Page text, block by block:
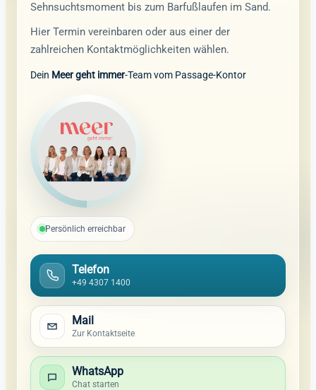
Persönlich erreichbar
Sehnsuchtsmoment bis zum Barfußlaufen im Sand.
Hier Termin vereinbaren oder aus einer der
zahlreichen Kontaktmöglichkeiten wählen.
Dein Meer geht immer-Team vom Passage-Kontor
Telefon
+49 4307 1400
Mail
Zur Kontaktseite
WhatsApp
Chat starten